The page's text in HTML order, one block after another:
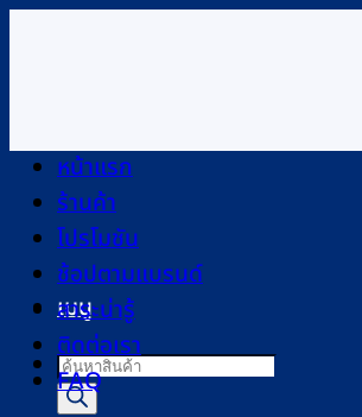
เมนู
Products
search
หน้าแรก
ร้านค้า
โปรโมชัน
ช้อปตามแบรนด์
สาระน่ารู้
ติดต่อเรา
FAQ